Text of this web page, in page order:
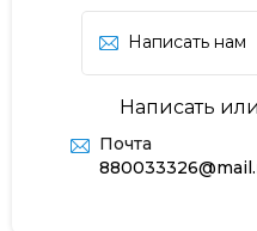
Написать нам
Написать
Почта